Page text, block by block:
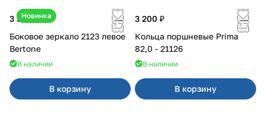
Новинка
3 500 ₽
Боковое зеркало 2123 левое
Bertone
В наличии
В корзину
3 200 ₽
Кольца поршневые Prima
82,0 - 21126
В наличии
В корзину